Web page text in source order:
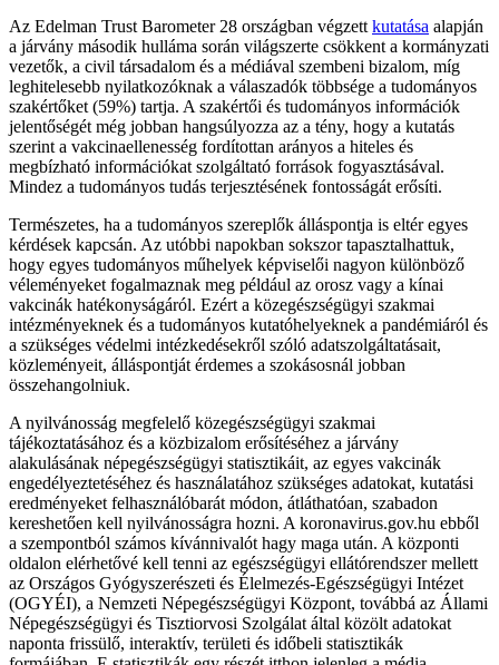
Az Edelman Trust Barometer 28 országban végzett kutatása alapján
a járvány második hulláma során világszerte csökkent a kormányzati
vezetők, a civil társadalom és a médiával szembeni bizalom, míg
leghitelesebb nyilatkozóknak a válaszadók többsége a tudományos
szakértőket (59%) tartja. A szakértői és tudományos információk
jelentőségét még jobban hangsúlyozza az a tény, hogy a kutatás
szerint a vakcinaellenesség fordítottan arányos a hiteles és
megbízható információkat szolgáltató források fogyasztásával.
Mindez a tudományos tudás terjesztésének fontosságát erősíti.
Természetes, ha a tudományos szereplők álláspontja is eltér egyes
kérdések kapcsán. Az utóbbi napokban sokszor tapasztalhattuk,
hogy egyes tudományos műhelyek képviselői nagyon különböző
véleményeket fogalmaznak meg például az orosz vagy a kínai
vakcinák hatékonyságáról. Ezért a közegészségügyi szakmai
intézményeknek és a tudományos kutatóhelyeknek a pandémiáról és
a szükséges védelmi intézkedésekről szóló adatszolgáltatásait,
közleményeit, álláspontját érdemes a szokásosnál jobban
összehangolniuk.
A nyilvánosság megfelelő közegészségügyi szakmai
tájékoztatásához és a közbizalom erősítéséhez a járvány
alakulásának népegészségügyi statisztikáit, az egyes vakcinák
engedélyeztetéséhez és használatához szükséges adatokat, kutatási
eredményeket felhasználóbarát módon, átláthatóan, szabadon
kereshetően kell nyilvánosságra hozni. A koronavirus.gov.hu ebből
a szempontból számos kívánnivalót hagy maga után. A központi
oldalon elérhetővé kell tenni az egészségügyi ellátórendszer mellett
az Országos Gyógyszerészeti és Élelmezés-Egészségügyi Intézet
(OGYÉI), a Nemzeti Népegészségügyi Központ, továbbá az Állami
Népegészségügyi és Tisztiorvosi Szolgálat által közölt adatokat
naponta frissülő, interaktív, területi és időbeli statisztikák